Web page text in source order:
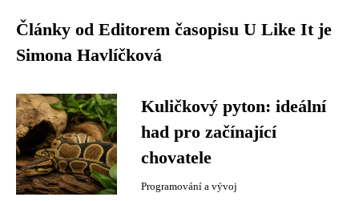
Články od Editorem časopisu U Like It je
Simona Havlíčková
Kuličkový pyton: ideální
had pro začínající
chovatele
Programování a vývoj